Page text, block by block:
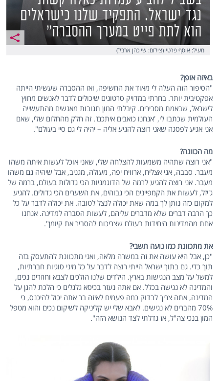
מעיל: אוסף פרטי (צילום: שי כהן ארבל)
באיזה אופן?
"הסיפור הזה העלה לי מאוד את החשיפה, ואז ההסברה שעשיתי הייתה
אפקטיבית יותר. בחרתי במדויק סרטונים שיכולים לדבר לאנשים מחוץ
לישראל, שבאמת מסבירים. קיבלתי המון תגובות מאנשים מהתעשייה
העולמית שכתבו לי, 'אנחנו כואבים איתכם'. זה חלק מהחלום שלי, שאם
אני אגיע לפסגה שאני רוצה להגיע אליה – יהיה לי גם סיי בעולם".
מה הכוונה?
"אני רוצה שתהיה משמעות להצלחה שלי, שאני אוכל לעשות איתה משהו
מעבר. סבבה, אני אצליח, ארוויח יפה, מעולה, מגניב, אבל שיהיה גם משהו
מעבר. אני רוצה להגיע לרמה של הדוגמניות הכי גדולות בעולם, ברמה של
ג'יזל, לעשות את הקמפיינים הכי גבוהים, את השערים הכי גדולים. להגיע
למקום כזה נותן לך במה שאת יכולה לנצל לטובה. את יכולה לדבר על כל
כך הרבה דברים שלא מדברים עליהם, לעשות הסברה למדינה. אנחנו
אחת מהמדינות היחידות בעולם שצריכות להסביר את קיומן".
את מתכוונת כמו נועה תשבי?
"כן, אבל היא עושה את זה במשרה מלאה, ואני מתכוונת להתעסק בזה
תוך כדי. גם בתוך ישראל הייתי רוצה לדבר על כל מיני סוגיות חברתיות,
למשל על מצב הנגישות בארץ. הילדים שלנו הולכים לצבא וחוזרים נכים,
והמדינה לא נגישה בכלל. אם אתה נעזר בכיסא גלגלים כי הלכת להגן על
המדינה, אתה צריך לבדוק כמה פעמים לאיזה בר אתה יכול להיכנס, כי
70% מהברים לא נגישים. לאבא שלי יש קליניקה לשיקום נכים והוא מטפל
המון בנכי צה"ל, אז גדלתי לצד הנושא הזה".